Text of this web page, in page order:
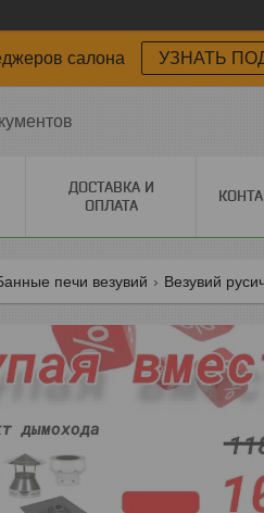
салона УЗНАТЬ
ДОСТАВКА И
ОПЛАТА
печи везувий Везувий